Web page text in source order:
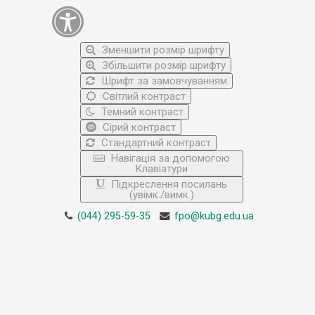
Зменшити розмір шрифту
Збільшити розмір шрифту
Шрифт за замовчуванням
Світлий контраст
Темний контраст
Сірий контраст
Стандартний контраст
Навігація за допомогою
Клавіатури
Підкреслення посилань
(увімк./вимк.)
(044) 295-59-35 fpo@kubg.edu.ua